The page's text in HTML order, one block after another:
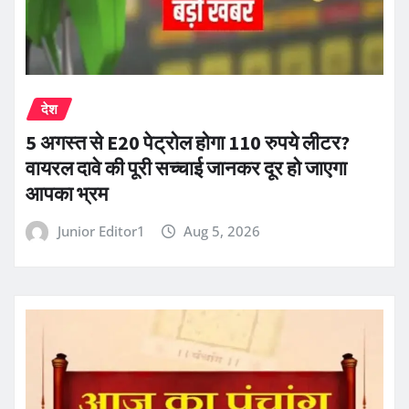
देश
5 अगस्त से E20 पेट्रोल होगा 110 रुपये लीटर?
वायरल दावे की पूरी सच्चाई जानकर दूर हो जाएगा
आपका भ्रम
Junior Editor1 Aug 5, 2026